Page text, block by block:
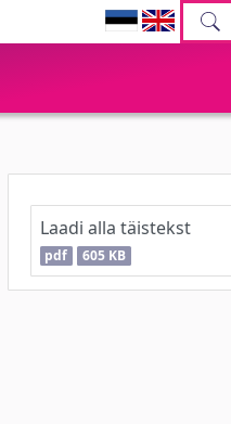
Laadi alla täistekst
pdf 605 KB